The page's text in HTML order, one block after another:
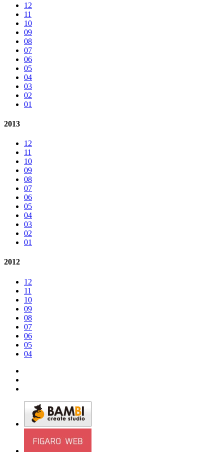
12
11
10
09
08
07
06
05
04
03
02
01
2013
12
11
10
09
08
07
06
05
04
03
02
01
2012
12
11
10
09
08
07
06
05
04